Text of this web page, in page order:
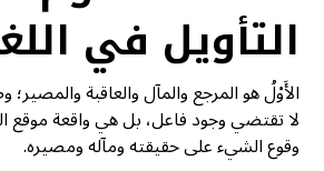
التأويل في
الأَوْلُ هو المرجع والمآل والعاقبة
لا تقتضي وجود فاعل، بل هي واقعة موقع
وقوع الشيء على حقيقته ومآله ومصيره.